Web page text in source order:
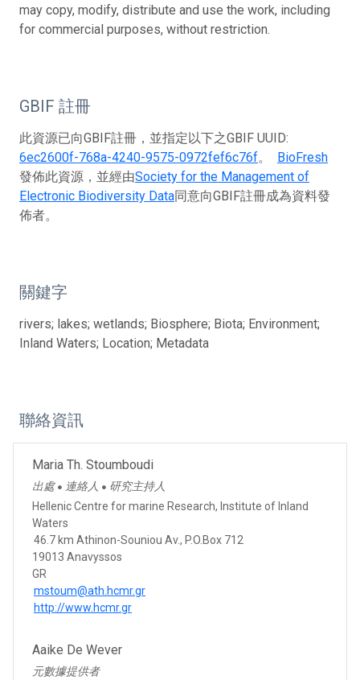
may copy, modify, distribute and use the work, including
for commercial purposes, without restriction.
GBIF 註冊
此資源已向GBIF註冊，並指定以下之GBIF UUID:
6ec2600f-768a-4240-9575-0972fef6c76f。 BioFresh
發佈此資源，並經由Society for the Management of
Electronic Biodiversity Data同意向GBIF註冊成為資料發
佈者。
關鍵字
rivers; lakes; wetlands; Biosphere; Biota; Environment;
Inland Waters; Location; Metadata
聯絡資訊
Maria Th. Stoumboudi
出處 ● 連絡人 ● 研究主持人
Hellenic Centre for marine Research, Institute of Inland
Waters
46.7 km Athinon-Souniou Av., P.O.Box 712
19013 Anavyssos
GR
mstoum@ath.hcmr.gr
http://www.hcmr.gr
Aaike De Wever
元數據提供者